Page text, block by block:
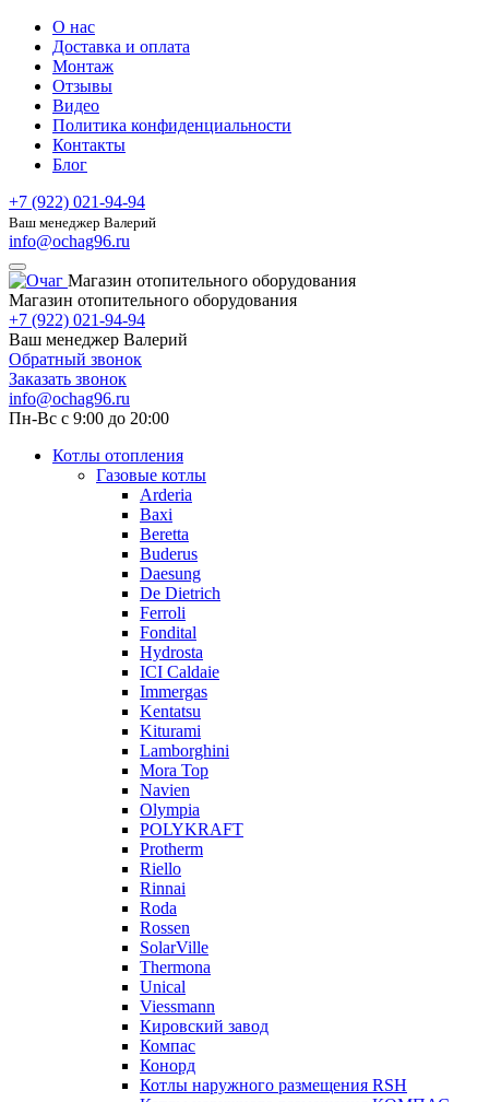
О нас
Доставка и оплата
Монтаж
Отзывы
Видео
Политика конфиденциальности
Контакты
Блог
+7 (922) 021-94-94
Ваш менеджер Валерий
info@ochag96.ru
Магазин отопительного оборудования
Магазин отопительного оборудования
+7 (922) 021-94-94
Ваш менеджер Валерий
Обратный звонок
Заказать звонок
info@ochag96.ru
Пн-Вс с 9:00 до 20:00
Котлы отопления
Газовые котлы
Arderia
Baxi
Beretta
Buderus
Daesung
De Dietrich
Ferroli
Fondital
Hydrosta
ICI Caldaie
Immergas
Kentatsu
Kiturami
Lamborghini
Mora Top
Navien
Olympia
POLYKRAFT
Protherm
Riello
Rinnai
Roda
Rossen
SolarVille
Thermona
Unical
Viessmann
Кировский завод
Компас
Конорд
Котлы наружного размещения RSH